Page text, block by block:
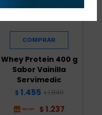
Whey Protein 400 g
Sabor Vainilla
Servimedic
$ 1.455 $ 1.940
$ 1.237